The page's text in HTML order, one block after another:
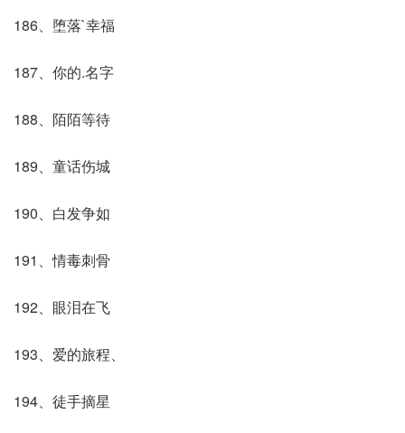
186、堕落`幸福
187、你的.名字
188、陌陌等待
189、童话伤城
190、白发争如
191、情毒刺骨
192、眼泪在飞
193、爱的旅程、
194、徒手摘星